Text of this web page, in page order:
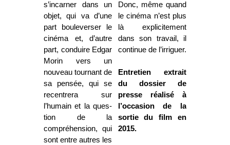
s’incarner dans un
objet, qui va d’une
part bouleverser le
cinéma et, d’autre
part, conduire Edgar
Morin vers un
nouveau tournant de
sa pensée, qui se
recentrera sur
l’humain et la ques­
tion de la
compréhension, qui
sont entre autres les
Donc, même quand
le cinéma n’est plus
là explicitement
dans son travail, il
continue de l’irriguer.
Entretien extrait
du dossier de
presse réalisé à
l’occasion de la
sortie du film en
2015.